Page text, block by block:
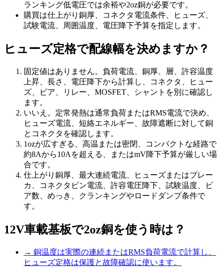
ランキング低電圧では余裕や2oz銅が必要です。
購買は仕上がり銅厚、コネクタ電流条件、ヒューズ、
試験電流、周囲温度、電圧降下予算を指定します。
ヒューズ定格で配線幅を決めますか？
固定値はありません。負荷電流、銅厚、層、許容温度
上昇、長さ、電圧降下から計算し、コネクタ、ヒュー
ズ、ビア、リレー、MOSFET、シャントを別に確認し
ます。
いいえ。定常発熱は通常負荷またはRMS電流で決め、
ヒューズ電流、短絡エネルギー、故障遮断に対して銅
とコネクタを確認します。
1ozが広すぎる、高温または密閉、コンパクトな経路で
約8Aから10Aを超える、またはmV降下予算が厳しい場
合です。
仕上がり銅厚、最大連続電流、ヒューズまたはブレー
カ、コネクタピン電流、許容電圧降下、試験温度、ビ
ア数、めっき、クランキングやロードダンプ条件で
す。
12V車載基板で2oz銅を使う時は？
→ 銅温度は実際の連続またはRMS負荷電流で計算し、
ヒューズ定格は保護と故障確認に使います。